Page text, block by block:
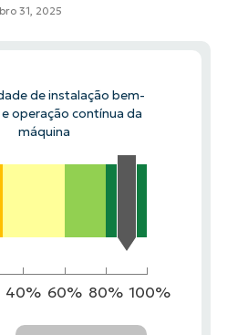
31, 2025
de instalação bem-
operação contínua da
máquina
40% 60% 80% 100%